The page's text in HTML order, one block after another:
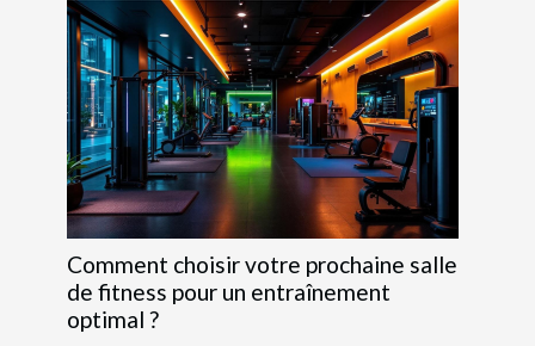
Comment choisir votre prochaine salle
de fitness pour un entraînement
optimal ?